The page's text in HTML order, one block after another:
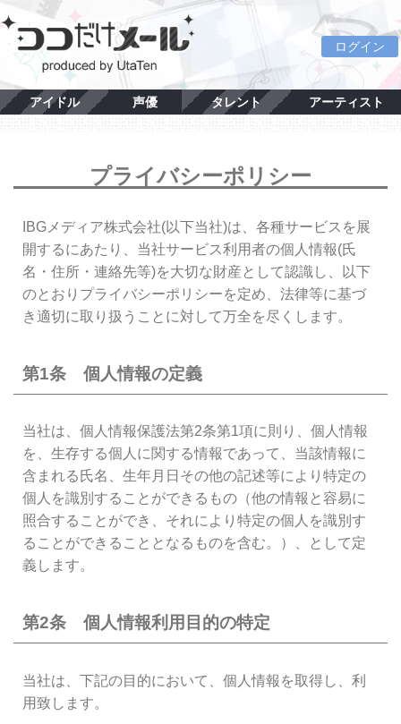
ログイン
アイドル 声優 タレント アーティスト
プライバシーポリシー
IBGメディア株式会社(以下当社)は、各種サービスを展
開するにあたり、当社サービス利用者の個人情報(氏
名・住所・連絡先等)を大切な財産として認識し、以下
のとおりプライバシーポリシーを定め、法律等に基づ
き適切に取り扱うことに対して万全を尽くします。
第1条 個人情報の定義
当社は、個人情報保護法第2条第1項に則り、個人情報
を、生存する個人に関する情報であって、当該情報に
含まれる氏名、生年月日その他の記述等により特定の
個人を識別することができるもの（他の情報と容易に
照合することができ、それにより特定の個人を識別す
ることができることとなるものを含む。）、として定
義します。
第2条 個人情報利用目的の特定
当社は、下記の目的において、個人情報を取得し、利
用致します。